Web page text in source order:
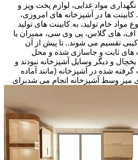
مواد غذایی، لوازم پخت وپز و
ها در آشپزخانه های امروزی،
مواد خام تولید، به کابینت های تولید
اف، های گلاس، پی وی سی، ممبران یا
تقسیم می شوند.. تا پیش از آن
های ثابت و جاسازی شده و محل
و دیگر وسایل آشپزخانه نبودند و
شده در آشپزخانه (مانند آماده
میز وسط آشپزخانه انجام می شدبرای